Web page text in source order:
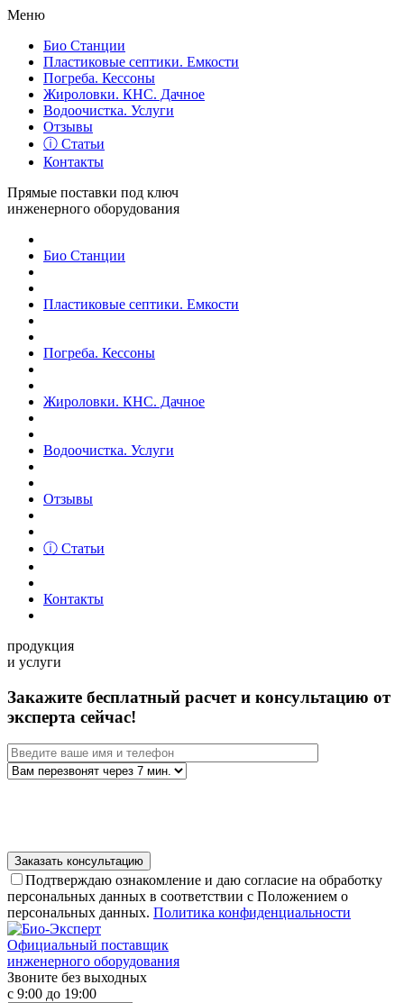
Меню
Био Станции
Пластиковые септики. Емкости
Погреба. Кессоны
Жироловки. КНС. Дачное
Водоочистка. Услуги
Отзывы
ⓘ Статьи
Контакты
Прямые поставки под ключ
инженерного оборудования
Био Станции
Пластиковые септики. Емкости
Погреба. Кессоны
Жироловки. КНС. Дачное
Водоочистка. Услуги
Отзывы
ⓘ Статьи
Контакты
продукция
и услуги
Закажите бесплатный расчет и консультацию от
эксперта сейчас!
Подтверждаю ознакомление и даю согласие на обработку
персональных данных в соответствии с Положением о
персональных данных. Политика конфиденциальности
Официальный поставщик
инженерного оборудования
Звоните без выходных
с 9:00 до 19:00